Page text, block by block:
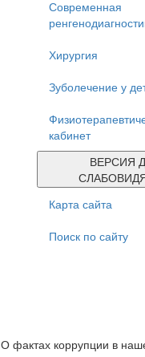
Современная
Хирургия
Зуболечение у
кабинет
ВЕРСИЯ
Карта сайта
Поиск по сайту
О фактах коррупции в